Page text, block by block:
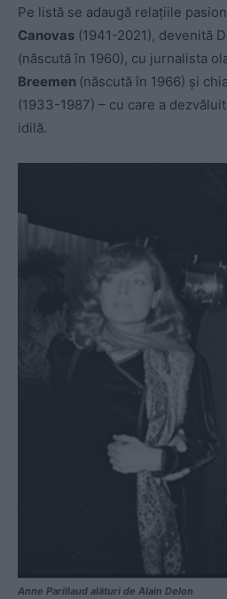
Pe listă se adaugă relațiile
Canovas (1941-2021), devenită
(născută în 1960), cu jurnalista
Breemen (născută în 1966) şi
(1933-1987) – cu care a
idilă.
Anne Parillaud alături de Alain Delon